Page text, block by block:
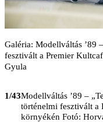
Galéria: Modellváltás ’89
fesztivált a Premier
Gyula
1/43Modellváltás ’89 –
történelmi fesztivált a
környékén Fotó: